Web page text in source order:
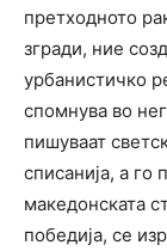
претходното
згради, ние
урбанистичко
спомнува во
пишуваат
списанија, а го
македонската
победија, се